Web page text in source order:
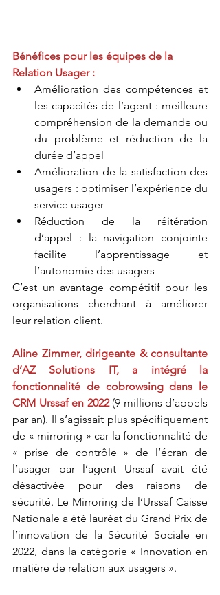
Bénéfices pour les équipes de la
Relation Usager :
Amélioration des compétences et
les capacités de l’agent : meilleure
compréhension de la demande ou
du problème et réduction de la
durée d’appel
Amélioration de la satisfaction des
usagers : optimiser l’expérience du
service usager
Réduction de la réitération
d’appel : la navigation conjointe
facilite l’apprentissage et
l’autonomie des usagers
C’est un avantage compétitif pour les
organisations cherchant à améliorer
leur relation client.
Aline Zimmer, dirigeante & consultante
d’AZ Solutions IT, a intégré la
fonctionnalité de cobrowsing dans le
CRM Urssaf en 2022 (9 millions d’appels
par an). Il s’agissait plus spécifiquement
de « mirroring » car la fonctionnalité de
« prise de contrôle » de l’écran de
l’usager par l’agent Urssaf avait été
désactivée pour des raisons de
sécurité. Le Mirroring de l’Urssaf Caisse
Nationale a été lauréat du Grand Prix de
l’innovation de la Sécurité Sociale en
2022, dans la catégorie « Innovation en
matière de relation aux usagers ».